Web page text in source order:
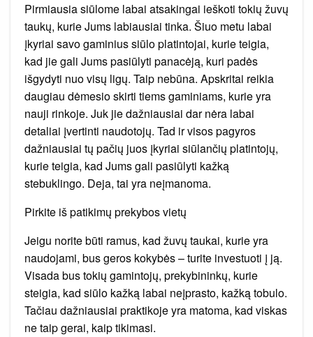
Pirmiausia siūlome labai atsakingai ieškoti tokių žuvų
taukų, kurie Jums labiausiai tinka. Šiuo metu labai
įkyriai savo gaminius siūlo platintojai, kurie teigia,
kad jie gali Jums pasiūlyti panacėją, kuri padės
išgydyti nuo visų ligų. Taip nebūna. Apskritai reikia
daugiau dėmesio skirti tiems gaminiams, kurie yra
nauji rinkoje. Juk jie dažniausiai dar nėra labai
detaliai įvertinti naudotojų. Tad ir visos pagyros
dažniausiai tų pačių juos įkyriai siūlančių platintojų,
kurie teigia, kad Jums gali pasiūlyti kažką
stebuklingo. Deja, tai yra neįmanoma.
Pirkite iš patikimų prekybos vietų
Jeigu norite būti ramus, kad žuvų taukai, kurie yra
naudojami, bus geros kokybės – turite investuoti į ją.
Visada bus tokių gamintojų, prekybininkų, kurie
steigia, kad siūlo kažką labai neįprasto, kažką tobulo.
Tačiau dažniausiai praktikoje yra matoma, kad viskas
ne taip gerai, kaip tikimasi.